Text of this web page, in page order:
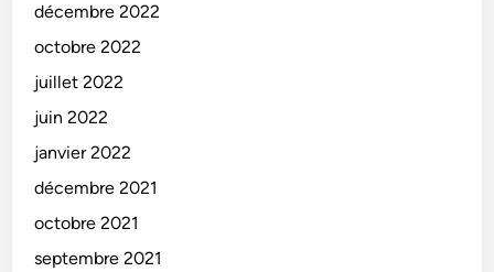
décembre 2022
octobre 2022
juillet 2022
juin 2022
janvier 2022
décembre 2021
octobre 2021
septembre 2021